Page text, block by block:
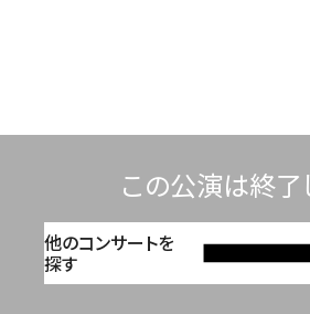
オーディシ
この公演は終了
他のコンサートを
探す